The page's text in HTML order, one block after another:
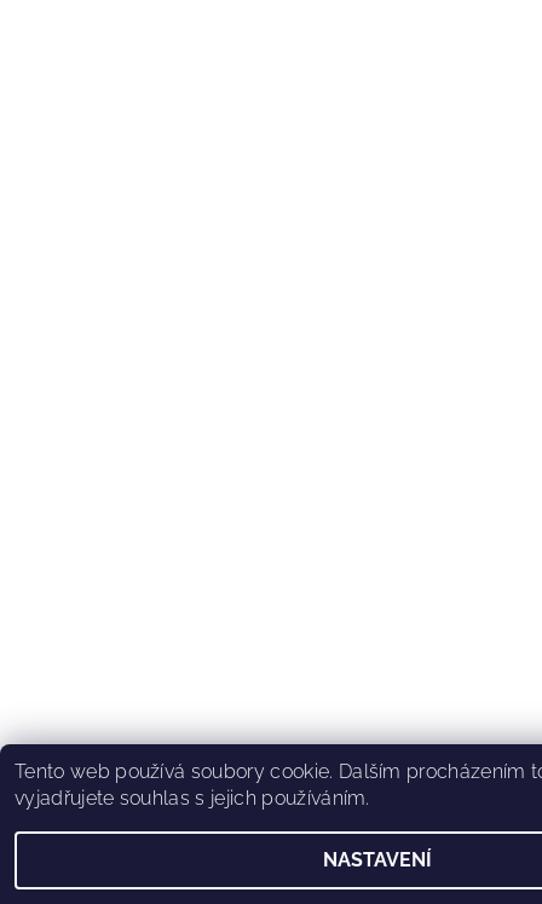
Tento web používá soubory cookie. Dalším procházením
vyjadřujete souhlas s jejich používáním.
NASTAVENÍ